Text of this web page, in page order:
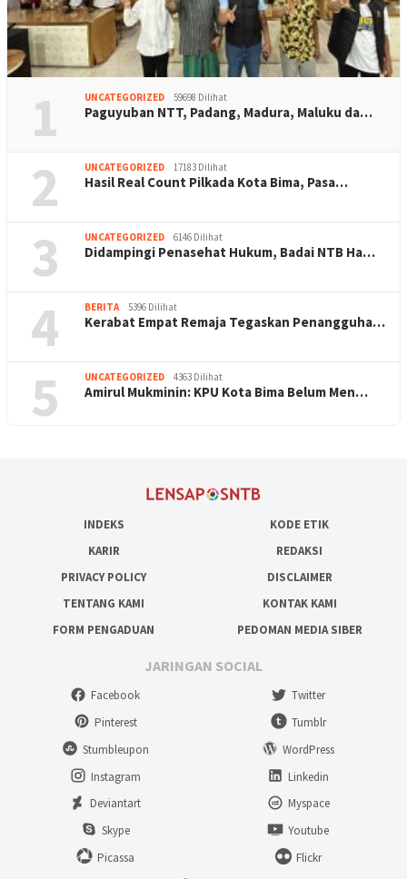
1 UNCATEGORIZED 59698 Dilihat
Paguyuban NTT, Padang, Madura, Maluku da…
2 UNCATEGORIZED 17183 Dilihat
Hasil Real Count Pilkada Kota Bima, Pasa…
3 UNCATEGORIZED 6146 Dilihat
Didampingi Penasehat Hukum, Badai NTB Ha…
4 BERITA 5396 Dilihat
Kerabat Empat Remaja Tegaskan Penangguha…
5 UNCATEGORIZED 4363 Dilihat
Amirul Mukminin: KPU Kota Bima Belum Men…
INDEKS
KODE ETIK
KARIR
REDAKSI
PRIVACY POLICY
DISCLAIMER
TENTANG KAMI
KONTAK KAMI
FORM PENGADUAN
PEDOMAN MEDIA SIBER
JARINGAN SOCIAL
Facebook
Twitter
Pinterest
Tumblr
Stumbleupon
WordPress
Instagram
Linkedin
Deviantart
Myspace
Skype
Youtube
Picassa
Flickr